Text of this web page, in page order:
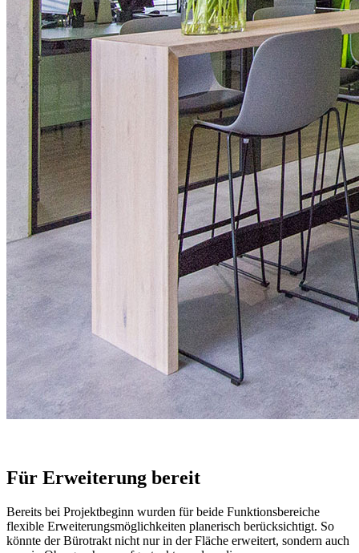
Für Erweiterung bereit
Bereits bei Projektbeginn wurden für beide Funktionsbereiche
flexible Erweiterungsmöglichkeiten planerisch berücksichtigt. So
könnte der Bürotrakt nicht nur in der Fläche erweitert, sondern auch